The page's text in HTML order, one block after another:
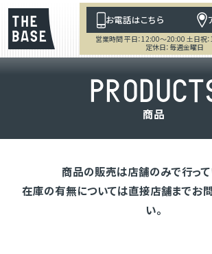
お電話はこちら
営業時間 平日：12:00～20:00 土日祝
定休日：毎週金曜日
PRODUCT
商品
商品の販売は店舗のみで行って
在庫の有無については直接店舗までお
い。